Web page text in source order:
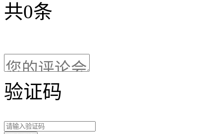
共0条
验证码